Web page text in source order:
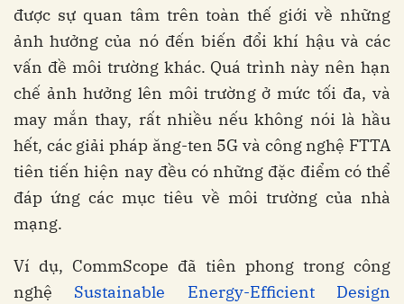
được sự quan tâm trên toàn thế giới về những
ảnh hưởng của nó đến biến đổi khí hậu và các
vấn đề môi trường khác. Quá trình này nên hạn
chế ảnh hưởng lên môi trường ở mức tối đa, và
may mắn thay, rất nhiều nếu không nói là hầu
hết, các giải pháp ăng-ten 5G và công nghệ FTTA
tiên tiến hiện nay đều có những đặc điểm có thể
đáp ứng các mục tiêu về môi trường của nhà
mạng.
Ví dụ, CommScope đã tiên phong trong công
nghệ Sustainable Energy-Efficient Design